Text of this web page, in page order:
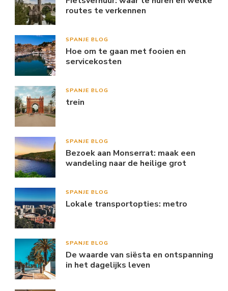
routes te verkennen
SPANJE BLOG
Hoe om te gaan met fooien en
servicekosten
SPANJE BLOG
trein
SPANJE BLOG
Bezoek aan Monserrat: maak een
wandeling naar de heilige grot
SPANJE BLOG
Lokale transportopties: metro
SPANJE BLOG
De waarde van siësta en ontspanning
in het dagelijks leven